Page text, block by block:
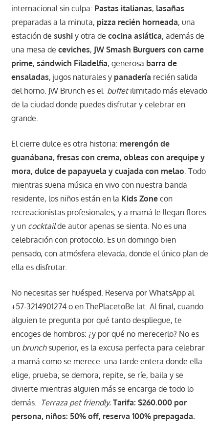
internacional sin culpa: Pastas italianas, lasañas
preparadas a la minuta, pizza recién horneada, una
estación de sushiy otra de cocina asiática, además de
una mesa de ceviches, JW Smash Burguers con carne
prime, sándwich Filadelfia, generosa barra de
ensaladas, jugos naturales y panadería recién salida
del horno. JW Brunch es el buffetilimitado más elevado
de la ciudad donde puedes disfrutar y celebrar en
grande.
El cierre dulce es otra historia: merengón de
guanábana, fresas con crema, obleas con arequipe y
mora, dulce de papayuela y cuajada con melao . Todo
mientras suena música en vivo con nuestra banda
residente, los niños están en la Kids Zonecon
recreacionistas profesionales, y a mamá le llegan flores
y un cocktailde autor apenas se sienta. No es una
celebración con protocolo. Es un domingo bien
pensado, con atmósfera elevada, donde el único plan de
ella es disfrutar.
No necesitas ser huésped. Reserva por WhatsApp al
+57-3214901274 o en ThePlacetoBe.lat. Al final, cuando
alguien te pregunta por qué tanto despliegue, te
encoges de hombros: ¿y por qué no merecerlo? No es
un brunchsuperior, es la excusa perfecta para celebrar
a mamá como se merece: una tarde entera donde ella
elige, prueba, se demora, repite, se ríe, baila y se
divierte mientras alguien más se encarga de todo lo
demás.
Terraza pet friendly. Tarifa: $260.000 por
persona, niños: 50% off, reserva 100% prepagada.